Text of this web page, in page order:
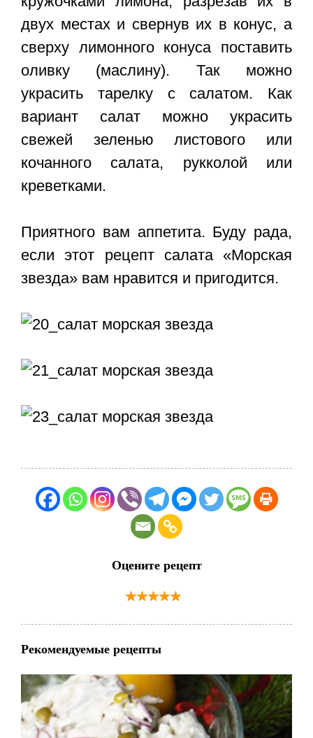
двух местах и свернув их в конус, а
сверху лимонного конуса поставить
оливку (маслину). Так можно
украсить тарелку с салатом. Как
вариант салат можно украсить
свежей зеленью листового или
кочанного салата, рукколой или
креветками.
Приятного вам аппетита. Буду рада,
если этот рецепт салата «Морская
звезда» вам нравится и пригодится.
Оцените рецепт
Рекомендуемые рецепты